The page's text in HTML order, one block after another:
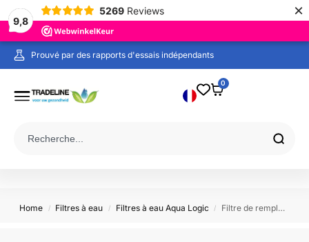
9,8
5269 Reviews ×
Prouvé par des rapports d'essais indépendants
Commandé avant 19:00 les jours ouvrables, expédié aujourd'hui !
0
Home / Filtres à eau / Filtres à eau Aqua Logic / Filtre de remplacement Aqua Logic Inline C-Ultra 10 Gen2